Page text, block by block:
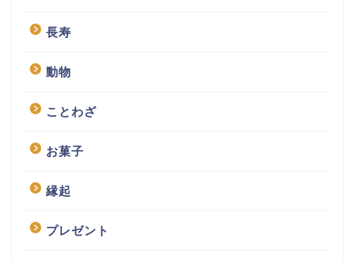
長寿
動物
ことわざ
お菓子
縁起
プレゼント